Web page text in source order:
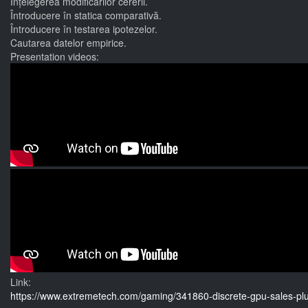
Întroducere în statica comparativă.
Întroducere în testarea ipotezelor.
Cautarea datelor empirice.
Presentation videos:
Link:
https://www.extremetech.com/gaming/341860-discrete-gpu-sales-